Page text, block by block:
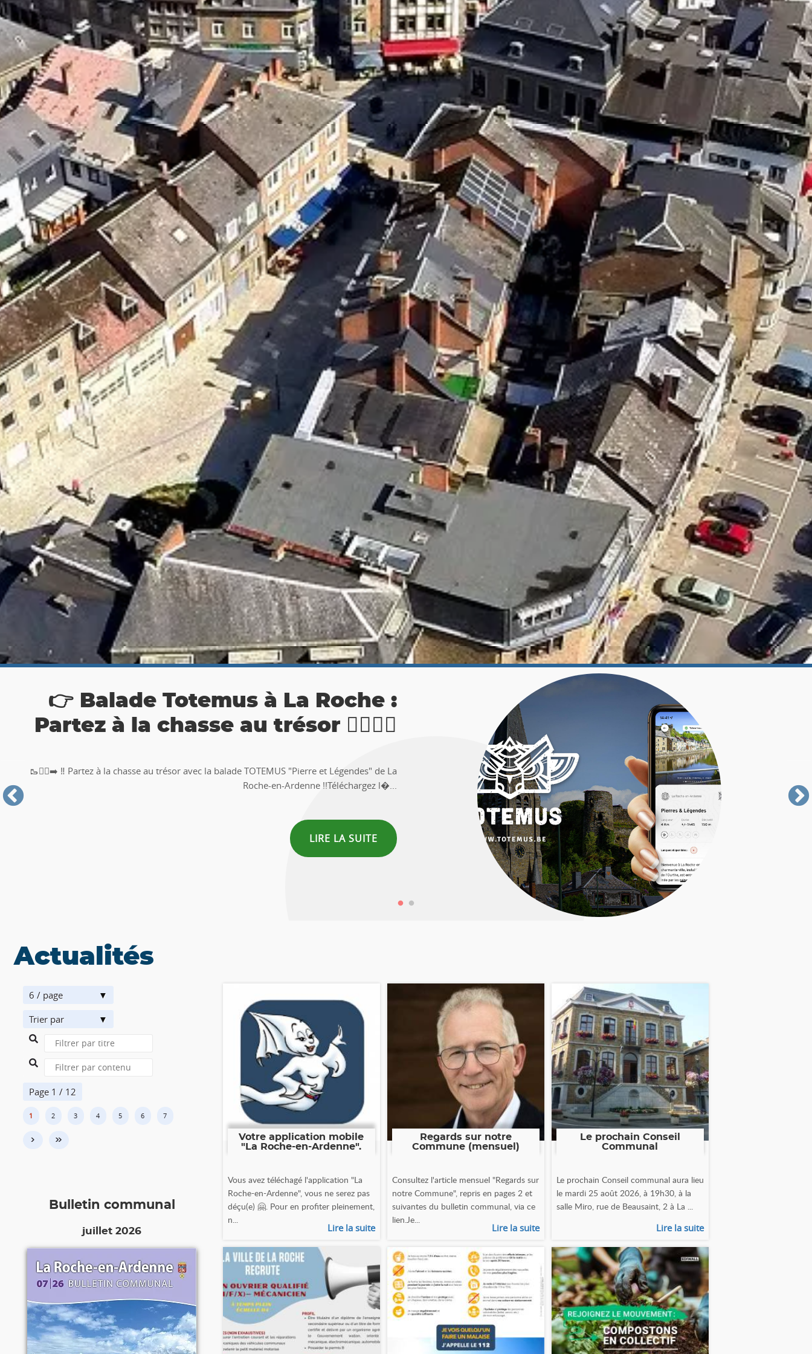
👉 Balade Totemus à La Roche :
Partez à la chasse au trésor 🚶‍♀🚶‍♂
🥾🚶‍♂️‍➡️ ‼ Partez à la chasse au trésor avec la balade TOTEMUS "Pierre et Légendes" de La
Roche-en-Ardenne !!Téléchargez l�...
LIRE LA SUITE
Actualités
6 / page
Trier par
Page 1 / 12
1 2 3 4 5 6 7
› »
Bulletin communal
juillet 2026
Votre application mobile
"La Roche-en-Ardenne".
Vous avez téléchagé l'application "La
Roche-en-Ardenne", vous ne serez pas
déçu(e) 🤗. Pour en profiter pleinement,
n...
Lire la suite
Regards sur notre
Commune (mensuel)
Consultez l'article mensuel "Regards sur
notre Commune", repris en pages 2 et
suivantes du bulletin communal, via ce
lien.Je...
Lire la suite
Le prochain Conseil
Communal
Le prochain Conseil communal aura lieu
le mardi 25 août 2026, à 19h30, à la
salle Miro, rue de Beausaint, 2 à La ...
Lire la suite